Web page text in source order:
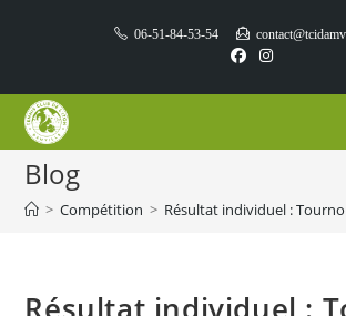
06-51-84-53-54
Blog
> Compétition > Résultat individuel :